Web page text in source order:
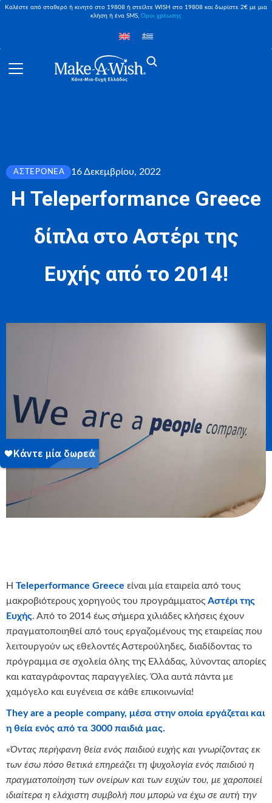
Καλέστε από σταθερό ή κινητό στο 19808 ή στείλτε WISH στο 19808 και δωρίστε 2€ με μια
κλήση ή ένα SMS,Όροι χρέωσης
ΑΣΤΕΡΟΝΈΑ 16 Δεκεμβρίου, 2022
Η Teleperformance Greece
δίπλα στο Αστέρι της
Ευχής από το 2014!
Η Teleperformance Greece είναι μία εταιρεία από τους
μακροβιότερους χορηγούς του προγράμματος Αστέρι της
Ευχής. Από το 2014 έως σήμερα χιλιάδες κλήσεις έχουν
πραγματοποιηθεί από τους εργαζομένους της εταιρείας που
λειτουργούν ως εθελοντές Αστερούληδες, διαδίδοντας το
πρόγραμμα σε σχολεία όλης της Ελλάδας, λύνοντας απορίες
και καταγράφοντας παραγγελίες. Όλα αυτά πάντα με
χαμόγελο και ευγένεια σε κάθε επικοινωνία!
They are a people company, μέσα στην οποία εργάζεται και
η θεία ενός από τα 3000 παιδιά μας.
«Όντας περήφανη θεία ενός παιδιού ευχής και γνωρίζοντας εκ
των έσω πόσο θετικά επηρεάζει τη ψυχολογία ενός παιδιού η
πραγματοποίηση των ονείρων και των ευχών του, με χαροποιεί
ιδιαίτερα η ελάχιστη συμβολή που μπορώ να έχω σε αυτή την